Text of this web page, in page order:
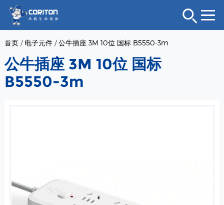
首页/ 电子元件/公牛插座 3M 10位 国标 B5550-3m
公牛插座 3M 10位 国标
B5550-3m